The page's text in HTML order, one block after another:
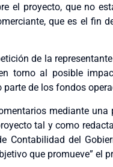
el proyecto, que no
que es el fin
de la
torno al posible
de los fondos
mediante
tal y como
Contabilidad del
que promueve” el